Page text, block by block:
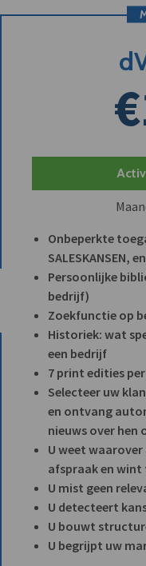
Onbeperkte
SALESKANSEN,
Persoonlijke
bedrijf)
Zoekfunctie op
Historiek: wat
een bedrijf
7 print edities
Selecteer uw
en ontvang
nieuws over hen
U weet
afspraak en
U mist geen
U detecteert
U bouwt
U begrijpt uw